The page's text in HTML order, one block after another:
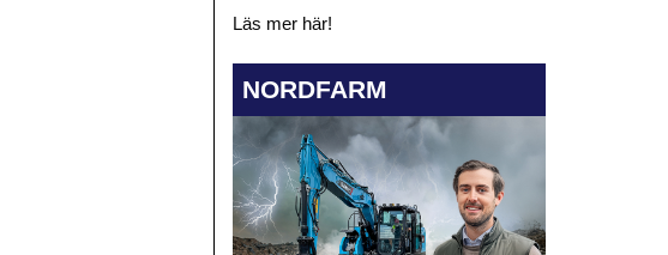
Läs mer här!
NORDFARM